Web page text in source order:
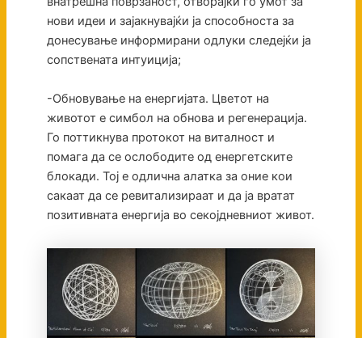
нови идеи и зајакнувајќи ја способноста за
донесување информирани одлуки следејќи ја
сопствената интуиција;
-Обновување на енергијата. Цветот на
животот е симбол на обнова и регенерација.
Го поттикнува протокот на виталност и
помага да се ослободите од енергетските
блокади. Тој е одлична алатка за оние кои
сакаат да се ревитализираат и да ја вратат
позитивната енергија во секојдневниот живот.